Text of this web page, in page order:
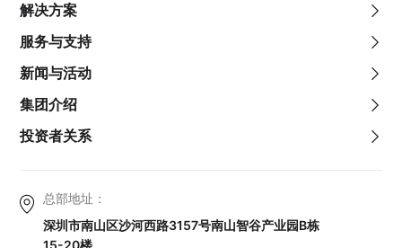
总部地址：
深圳市南山区沙河西路3157号南山智谷产业园B栋
解决方案
服务与支持
新闻与活动
集团介绍
投资者关系